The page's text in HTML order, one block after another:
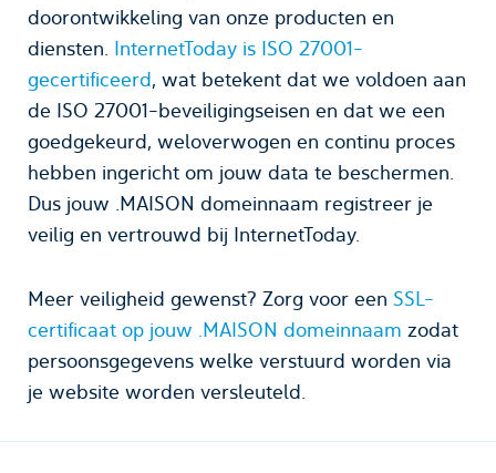
doorontwikkeling van onze producten en
diensten. InternetToday is ISO 27001-
gecertificeerd, wat betekent dat we voldoen aan
de ISO 27001-beveiligingseisen en dat we een
goedgekeurd, weloverwogen en continu proces
hebben ingericht om jouw data te beschermen.
Dus jouw .MAISON domeinnaam registreer je
veilig en vertrouwd bij InternetToday.
Meer veiligheid gewenst? Zorg voor een SSL-
certificaat op jouw .MAISON domeinnaam zodat
persoonsgegevens welke verstuurd worden via
je website worden versleuteld.